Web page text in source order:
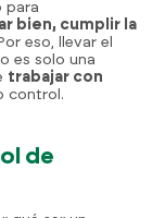
para
bien, cumplir la
eso, llevar el
es solo una
trabajar con
control.
de